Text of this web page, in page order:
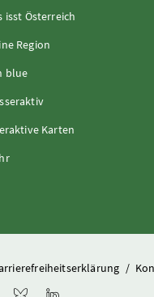
isst Österreich
Region
blue
Karten
/
des Bundesministeriums
Auftritt des Ministeriums
X-Account des Ministeriums
Bluesky-Account des